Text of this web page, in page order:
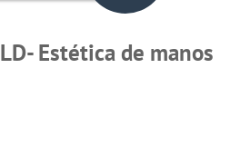
LD- Estética de manos